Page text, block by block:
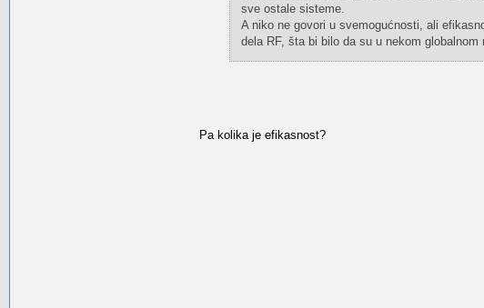
sve ostale sisteme.
A niko ne govori u svemogućnosti, ali
dela RF, šta bi bilo da su u nekom
Pa kolika je efikasnost?